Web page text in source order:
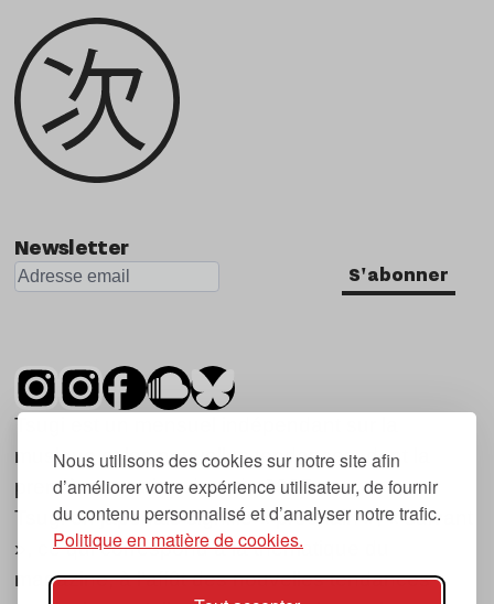
Nous utilisons des cookies sur notre site afin
d’améliorer votre expérience utilisateur, de fournir
du contenu personnalisé et d’analyser notre trafic.
Politique en matière de cookies.
Newsletter
S'abonner
Tsugi est un mensuel indépendant sur la
musique et les nouvelles tendances, dont la
première parution date de 2007.
Tsugi en japonais signifie « prochain », « suivant
», ce qui correspond à la thématique du
magazine, à l’affût des nouvelles tendances